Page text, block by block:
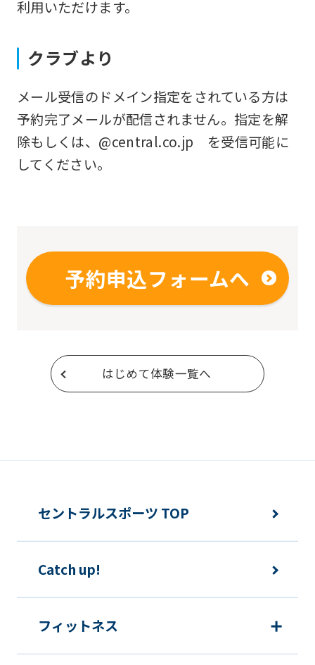
利用いただけます。
クラブより
メール受信のドメイン指定をされている方は
予約完了メールが配信されません。指定を解
除もしくは、@central.co.jp を受信可能に
してください。
予約申込フォームへ
はじめて体験一覧へ
before
using
the
セントラルスポーツ TOP
Catch up!
フィットネス